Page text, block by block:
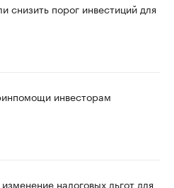
снизить порог инвестиций для
инвесторам
налоговых льгот для